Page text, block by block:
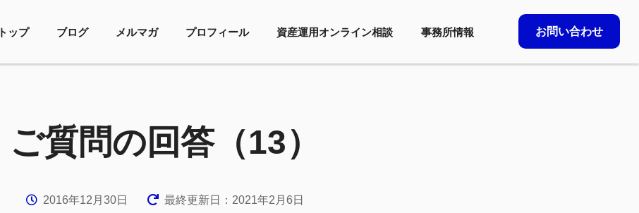
トップ ブログ メルマガ プロフィール 資産運用オンライン相談 事務所情報 お問い合わせ
ご質問の回答（13）
2016年12月30日
最終更新日：2021年2月6日